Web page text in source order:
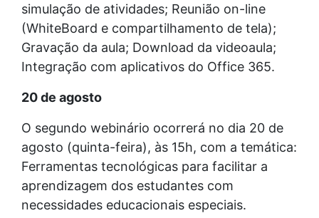
simulação de atividades; Reunião on-line
(WhiteBoard e compartilhamento de tela);
Gravação da aula; Download da videoaula;
Integração com aplicativos do Office 365.
20 de agosto
O segundo webinário ocorrerá no dia 20 de
agosto (quinta-feira), às 15h, com a temática:
Ferramentas tecnológicas para facilitar a
aprendizagem dos estudantes com
necessidades educacionais especiais.